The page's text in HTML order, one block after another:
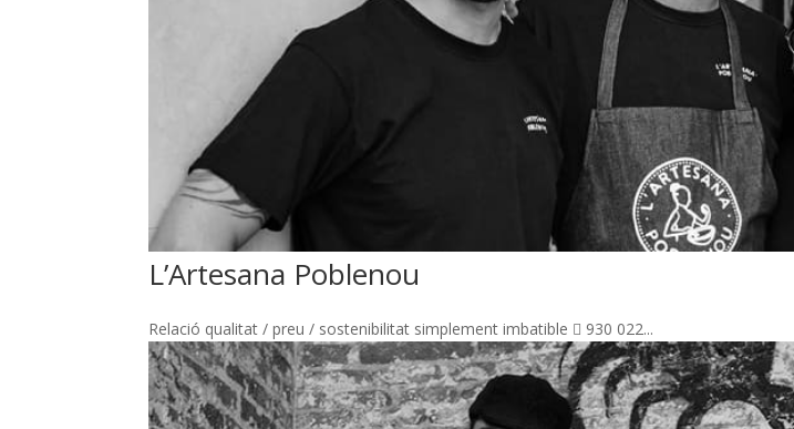
L’Artesana Poblenou
Relació qualitat / preu / sostenibilitat simplement imbatible  930 022...